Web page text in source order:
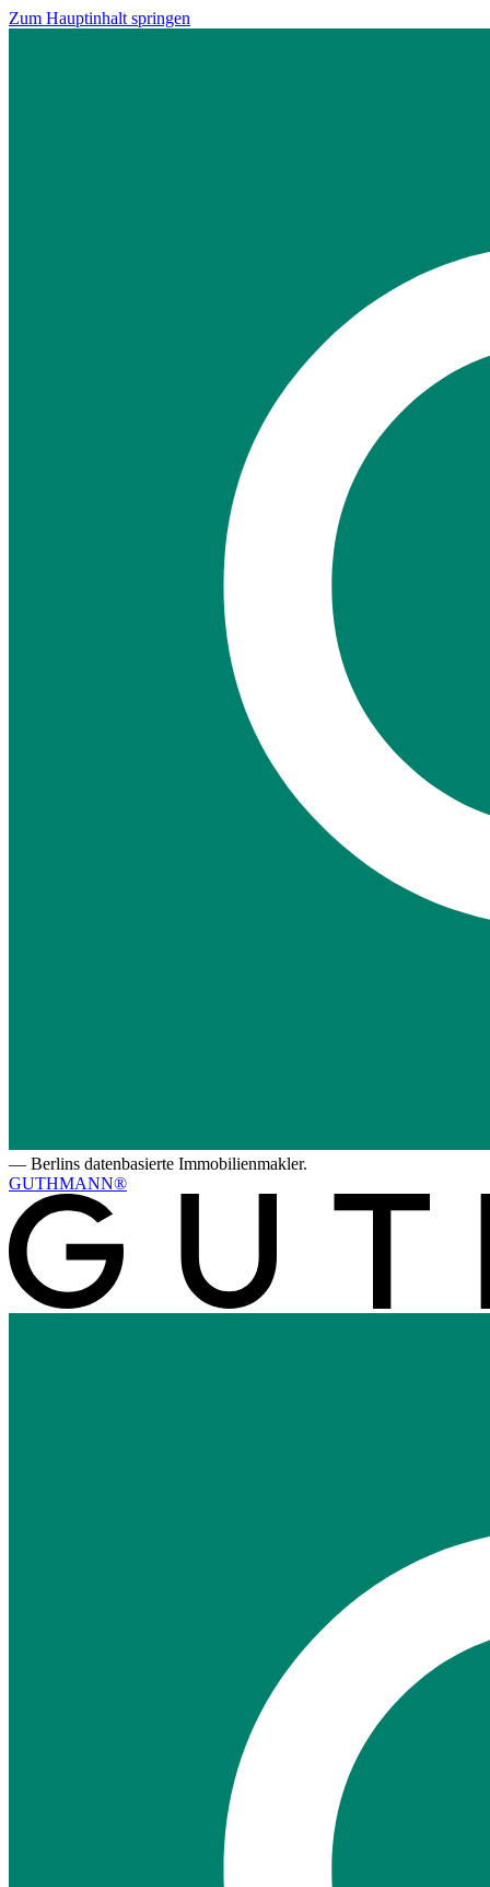
Zum Hauptinhalt springen
— Berlins datenbasierte Immobilienmakler.
GUTHMANN®